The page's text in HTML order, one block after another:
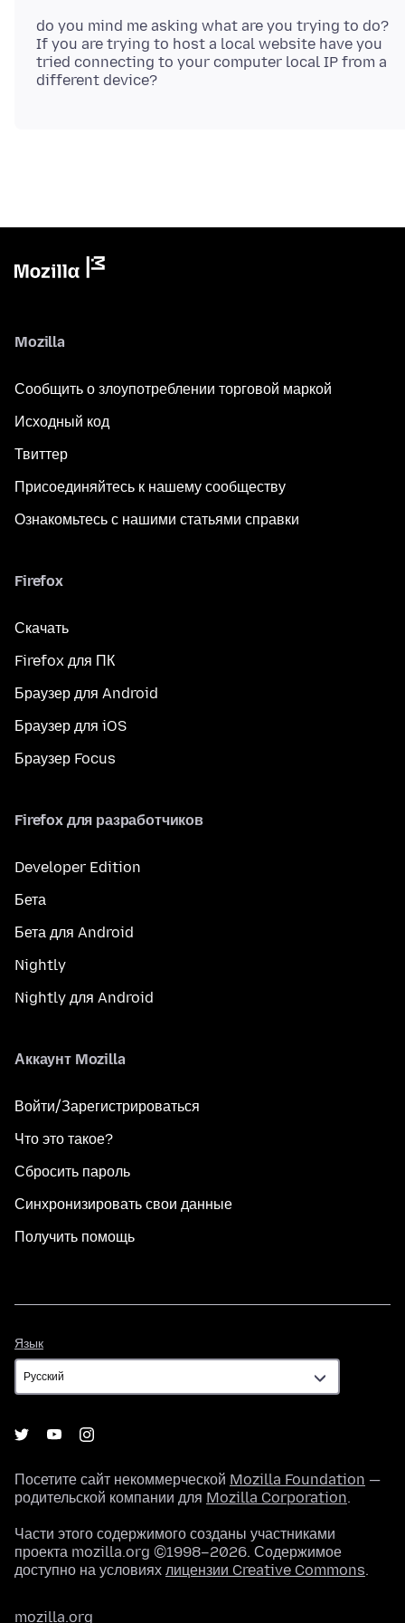
do you mind me asking what are you trying to do?
If you are trying to host a local website have you
tried connecting to your computer local IP from a
Mozilla
Сообщить о злоупотреблении торговой маркой
Исходный код
Твиттер
Присоединяйтесь к нашему сообществу
Ознакомьтесь с нашими статьями справки
Firefox
Скачать
Firefox для ПК
Браузер для Android
Браузер для iOS
Браузер Focus
Firefox для разработчиков
Developer Edition
Бета
Бета для Android
Nightly
Nightly для Android
Аккаунт Mozilla
Войти/Зарегистрироваться
Что это такое?
Сбросить пароль
Синхронизировать свои данные
Получить помощь
Язык
Посетите сайт некоммерческой Mozilla Foundation —
родительской компании для Mozilla Corporation.
Части этого содержимого созданы участниками
проекта mozilla.org ©1998–2026. Содержимое
доступно на условиях лицензии Creative Commons.
mozilla.org